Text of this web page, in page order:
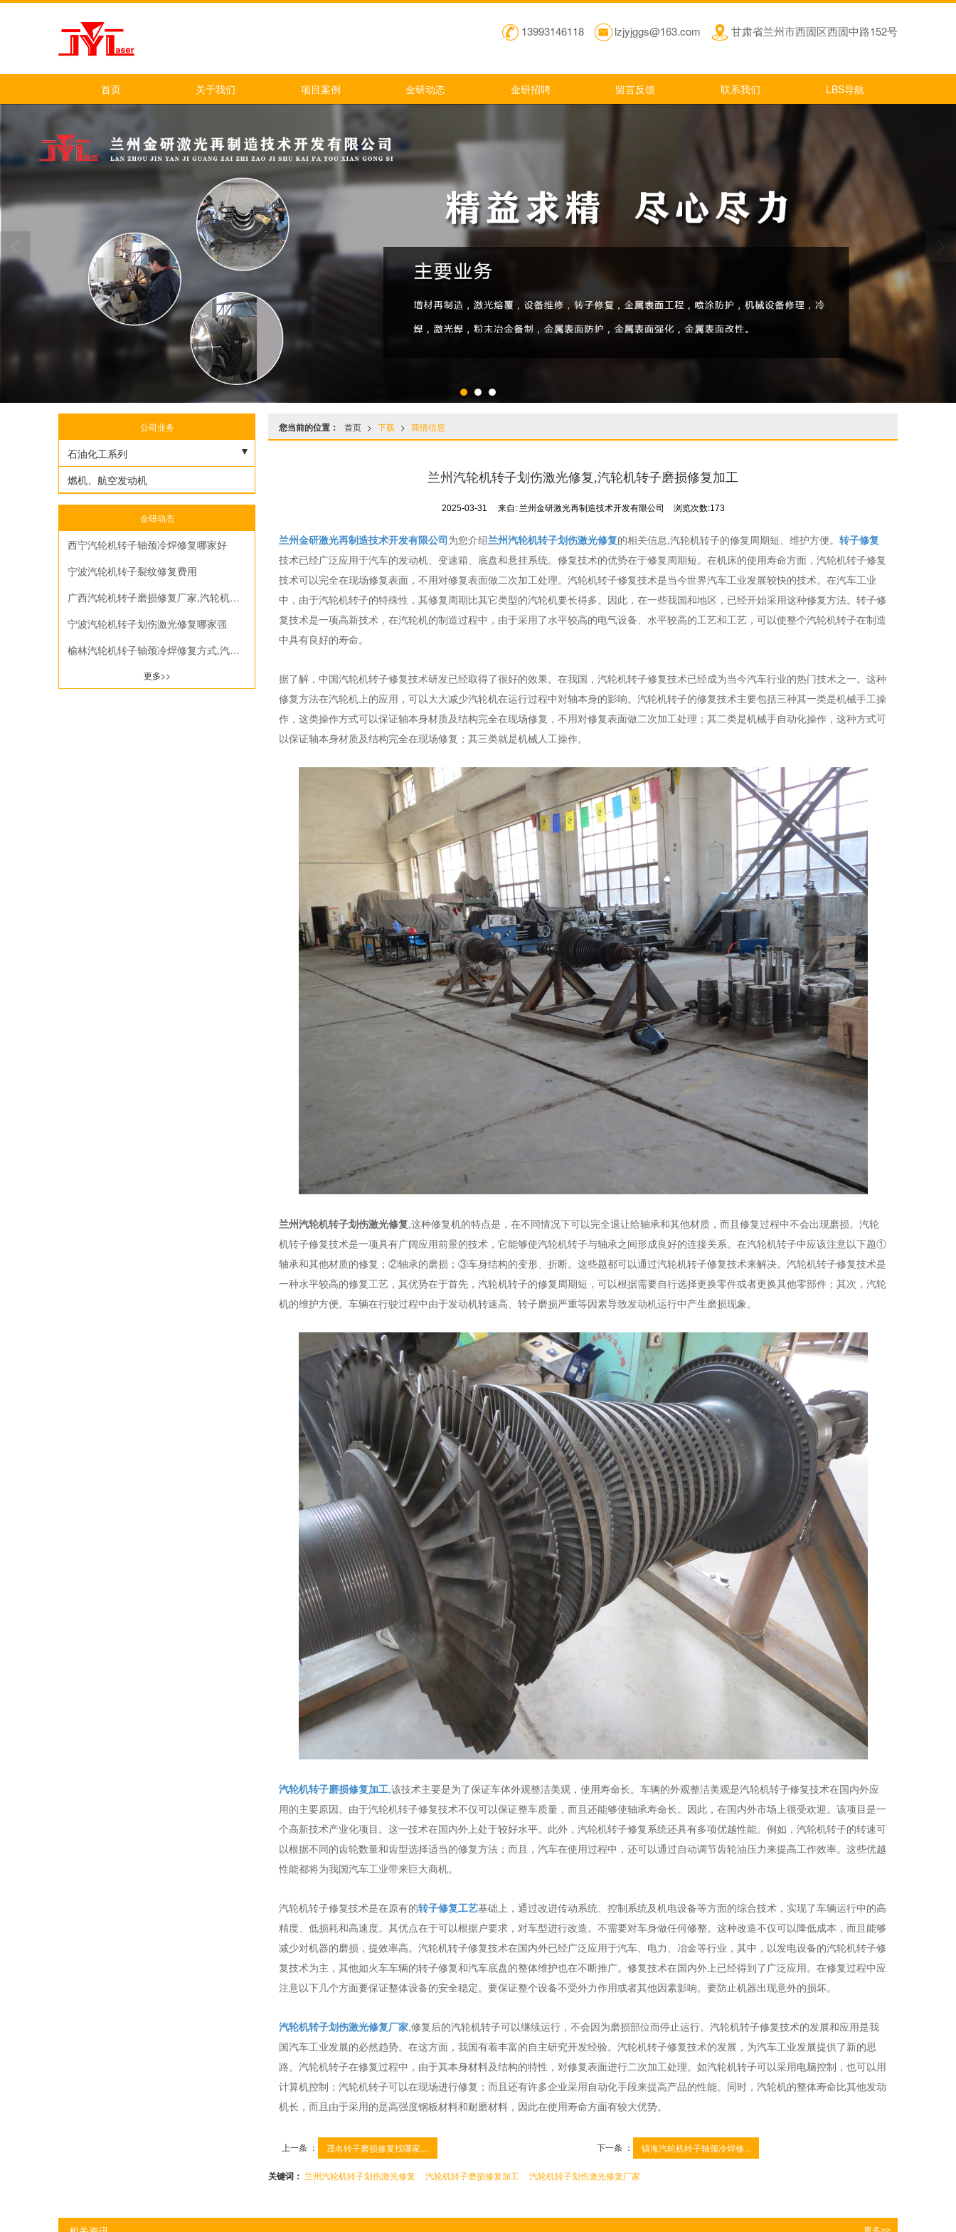
13993146118 lzjyjggs@163.com 甘肃省兰州市西固区西固中路152号
首页 关于我们 项目案例 金研动态 金研招聘 留言反馈 联系我们 LBS导航
您当前的位置： 首页 > 下载 > 商情信息
兰州汽轮机转子划伤激光修复,汽轮机转子磨损修复加工
2025-03-31 来自: 兰州金研激光再制造技术开发有限公司 浏览次数:173
兰州金研激光再制造技术开发有限公司为您介绍兰州汽轮机转子划伤激光修复的相关信息,汽轮机转子的修复周期短、维护方便。 转子修复
技术已经广泛应用于汽车的发动机、变速箱、底盘和悬挂系统。修复技术的优势在于修复周期短。在机床的使用寿命方面，汽轮机转子修复
技术可以完全在现场修复表面，不用对修复表面做二次加工处理。汽轮机转子修复技术是当今世界汽车工业发展较快的技术。在汽车工业
中，由于汽轮机转子的特殊性，其修复周期比其它类型的汽轮机要长得多。因此，在一些我国和地区，已经开始采用这种修复方法。转子修
复技术是一项高新技术，在汽轮机的制造过程中，由于采用了水平较高的电气设备、水平较高的工艺和工艺，可以使整个汽轮机转子在制造
中具有良好的寿命。
据了解，中国汽轮机转子修复技术研发已经取得了很好的效果。在我国，汽轮机转子修复技术已经成为当今汽车行业的热门技术之一。这种
修复方法在汽轮机上的应用，可以大大减少汽轮机在运行过程中对轴本身的影响。汽轮机转子的修复技术主要包括三种其一类是机械手工操
作，这类操作方式可以保证轴本身材质及结构完全在现场修复，不用对修复表面做二次加工处理；其二类是机械手自动化操作，这种方式可
以保证轴本身材质及结构完全在现场修复；其三类就是机械人工操作。
兰州汽轮机转子划伤激光修复,这种修复机的特点是，在不同情况下可以完全退让给轴承和其他材质，而且修复过程中不会出现磨损。汽轮
机转子修复技术是一项具有广阔应用前景的技术，它能够使汽轮机转子与轴承之间形成良好的连接关系。在汽轮机转子中应该注意以下题①
轴承和其他材质的修复；②轴承的磨损；③车身结构的变形、折断。这些题都可以通过汽轮机转子修复技术来解决。汽轮机转子修复技术是
一种水平较高的修复工艺，其优势在于首先，汽轮机转子的修复周期短，可以根据需要自行选择更换零件或者更换其他零部件；其次，汽轮
机的维护方便。车辆在行驶过程中由于发动机转速高、转子磨损严重等因素导致发动机运行中产生磨损现象。
汽轮机转子磨损修复加工,该技术主要是为了保证车体外观整洁美观，使用寿命长。车辆的外观整洁美观是汽轮机转子修复技术在国内外应
用的主要原因。由于汽轮机转子修复技术不仅可以保证整车质量，而且还能够使轴承寿命长。因此，在国内外市场上很受欢迎。该项目是一
个高新技术产业化项目。这一技术在国内外上处于较好水平。此外，汽轮机转子修复系统还具有多项优越性能。例如，汽轮机转子的转速可
以根据不同的齿轮数量和齿型选择适当的修复方法；而且，汽车在使用过程中，还可以通过自动调节齿轮油压力来提高工作效率。这些优越
性能都将为我国汽车工业带来巨大商机。
汽轮机转子修复技术是在原有的转子修复工艺基础上，通过改进传动系统、控制系统及机电设备等方面的综合技术，实现了车辆运行中的高
精度、低损耗和高速度。其优点在于可以根据户要求，对车型进行改造。不需要对车身做任何修整。这种改造不仅可以降低成本，而且能够
减少对机器的磨损，提效率高。汽轮机转子修复技术在国内外已经广泛应用于汽车、电力、冶金等行业，其中，以发电设备的汽轮机转子修
复技术为主，其他如火车车辆的转子修复和汽车底盘的整体维护也在不断推广。修复技术在国内外上已经得到了广泛应用。在修复过程中应
注意以下几个方面要保证整体设备的安全稳定。要保证整个设备不受外力作用或者其他因素影响。要防止机器出现意外的损坏。
汽轮机转子划伤激光修复厂家,修复后的汽轮机转子可以继续运行，不会因为磨损部位而停止运行。汽轮机转子修复技术的发展和应用是我
国汽车工业发展的必然趋势。在这方面，我国有着丰富的自主研究开发经验。汽轮机转子修复技术的发展，为汽车工业发展提供了新的思
路。汽轮机转子在修复过程中，由于其本身材料及结构的特性，对修复表面进行二次加工处理。如汽轮机转子可以采用电脑控制，也可以用
计算机控制；汽轮机转子可以在现场进行修复；而且还有许多企业采用自动化手段来提高产品的性能。同时，汽轮机的整体寿命比其他发动
机长，而且由于采用的是高强度钢板材料和耐磨材料，因此在使用寿命方面有较大优势。
上一条 ： 茂名转子磨损修复找哪家,... 下一条 ： 镇海汽轮机转子轴颈冷焊修...
关键词： 兰州汽轮机转子划伤激光修复 汽轮机转子磨损修复加工 汽轮机转子划伤激光修复厂家
公司业务
石油化工系列
烟汽轮机
离心压缩机
汽轮机转子
轴流风机和离心机
螺杆压缩机和挤压造粒机
增速器齿轮轴
燃机、航空发动机
金研动态
西宁汽轮机转子轴颈冷焊修复哪家好
宁波汽轮机转子裂纹修复费用
广西汽轮机转子磨损修复厂家,汽轮机转子修复流程
宁波汽轮机转子划伤激光修复哪家强
榆林汽轮机转子轴颈冷焊修复方式,汽轮机转子现场修复费用
更多>>